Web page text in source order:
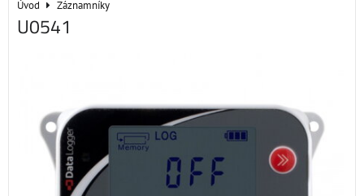
Úvod Záznamníky
U0541